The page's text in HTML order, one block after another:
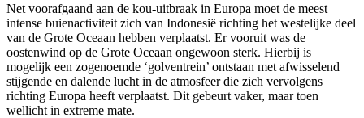
Net voorafgaand aan de kou-uitbraak in Europa moet de meest
intense buienactiviteit zich van Indonesië richting het westelijke deel
van de Grote Oceaan hebben verplaatst. Er vooruit was de
oostenwind op de Grote Oceaan ongewoon sterk. Hierbij is
mogelijk een zogenoemde ‘golventrein’ ontstaan met afwisselend
stijgende en dalende lucht in de atmosfeer die zich vervolgens
richting Europa heeft verplaatst. Dit gebeurt vaker, maar toen
wellicht in extreme mate.